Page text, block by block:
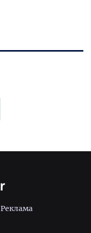
Реклама